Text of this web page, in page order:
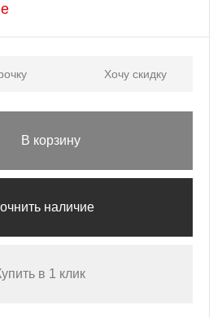
Хочу скидку
В корзину
наличие
в 1 клик